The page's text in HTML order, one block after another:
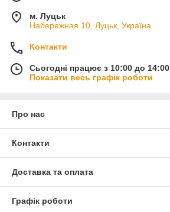
м. Луцьк
Набережная 10, Луцьк, Україна
Контакти
Сьогодні працює з 10:00 до 14:00
Показати весь графік роботи
Про нас
Контакти
Доставка та оплата
Графік роботи